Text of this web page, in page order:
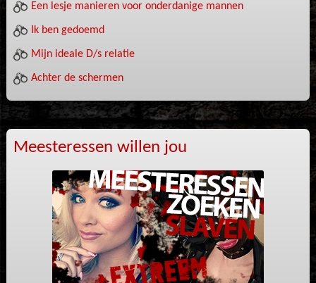
Een lesje manieren voor onderdanige mannen
Ik ben gedoemd
Mijn ideale D/s relatie
Achter de schermen
Meesteressen willen jou